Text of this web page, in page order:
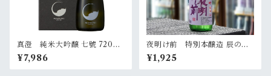
真澄 純米大吟醸 七號 720ml
（化粧箱入）
¥7,986
夜明け前 特別本醸造 辰の吟
生酒 720ml
¥1,925